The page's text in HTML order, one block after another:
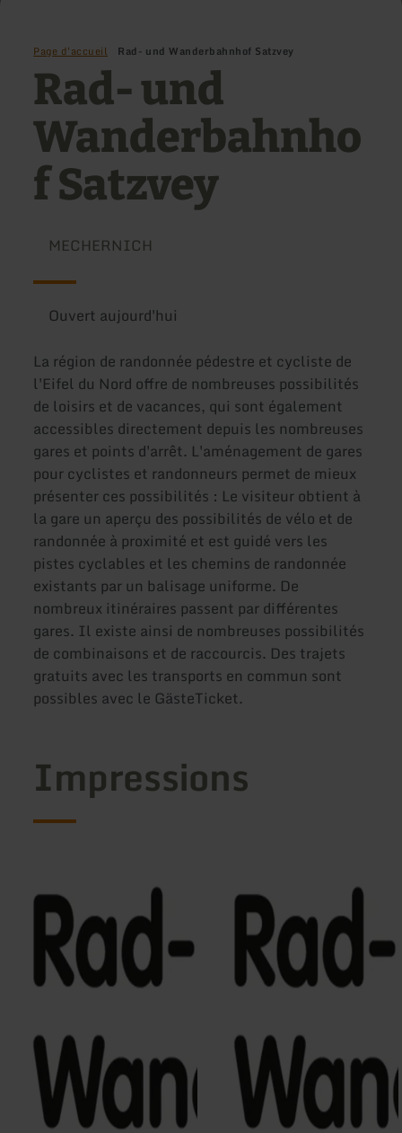
Page d'accueil Rad- und Wanderbahnhof Satzvey
Rad- und
Wanderbahnho
f Satzvey
MECHERNICH
Ouvert aujourd'hui
La région de randonnée pédestre et cycliste de
l'Eifel du Nord offre de nombreuses possibilités
de loisirs et de vacances, qui sont également
accessibles directement depuis les nombreuses
gares et points d'arrêt. L'aménagement de gares
pour cyclistes et randonneurs permet de mieux
présenter ces possibilités : Le visiteur obtient à
la gare un aperçu des possibilités de vélo et de
randonnée à proximité et est guidé vers les
pistes cyclables et les chemins de randonnée
existants par un balisage uniforme. De
nombreux itinéraires passent par différentes
gares. Il existe ainsi de nombreuses possibilités
de combinaisons et de raccourcis. Des trajets
gratuits avec les transports en commun sont
possibles avec le GästeTicket.
Impressions